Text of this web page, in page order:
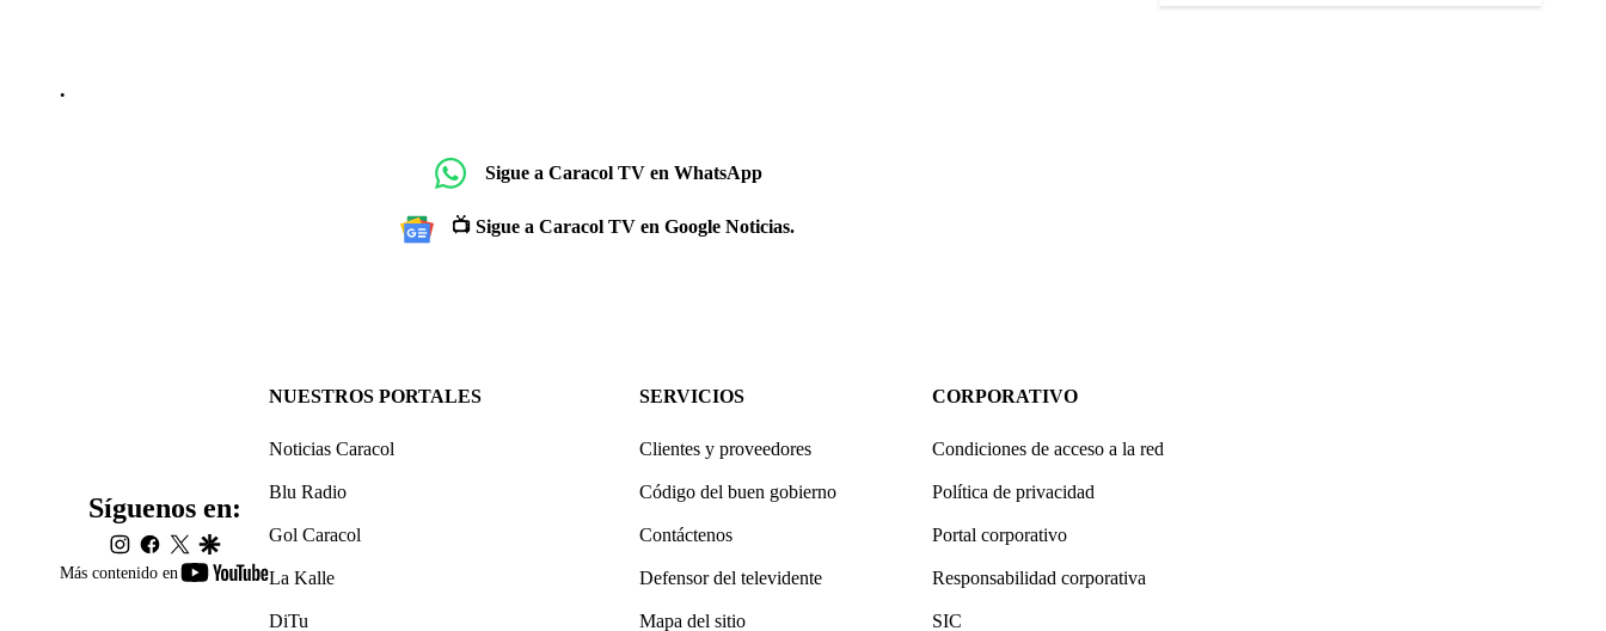
.
Sigue a Caracol TV en WhatsApp
📺 Sigue a Caracol TV en Google Noticias.
Más contenido en
youtube-
Síguenos en:
instagram
facebook
twittergoogle
NUESTROS PORTALES
Noticias Caracol
Blu Radio
Gol Caracol
La Kalle
DiTu
SERVICIOS
Clientes y proveedores
Código del buen gobierno
Contáctenos
Defensor del televidente
Mapa del sitio
CORPORATIVO
Condiciones de acceso a la red
Política de privacidad
Portal corporativo
Responsabilidad corporativa
SIC